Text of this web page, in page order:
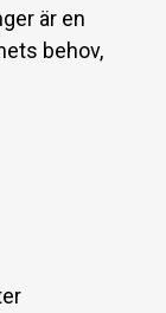
är en
behov,